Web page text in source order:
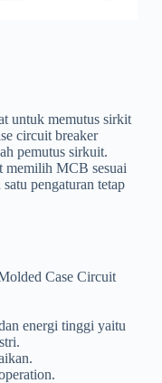
untuk memutus sirkit
circuit breaker
pemutus sirkuit.
memilih MCB sesuai
pengaturan tetap
Case Circuit
energi tinggi yaitu